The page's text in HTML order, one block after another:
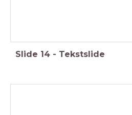
Slide 14 - Tekstslide